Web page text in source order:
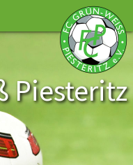
Piesteritz